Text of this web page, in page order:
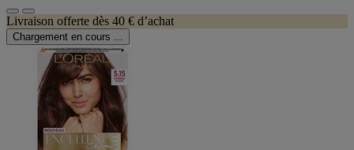
Livraison offerte dès 40 € d’achat
Chargement en cours ...